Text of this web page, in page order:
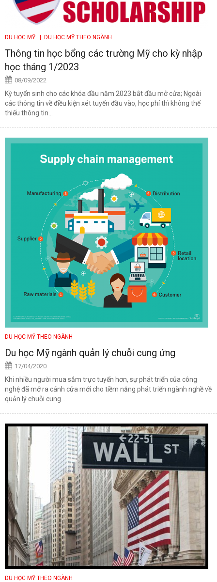
DU HỌC MỸ | DU HỌC MỸ THEO NGÀNH
Thông tin học bổng các trường Mỹ cho kỳ nhập
học tháng 1/2023
08/09/2022
Kỳ tuyển sinh cho các khóa đầu năm 2023 bắt đầu mở cửa; Ngoài
các thông tin về điều kiện xét tuyển đầu vào, học phí thì không thể
thiếu thông tin...
DU HỌC MỸ THEO NGÀNH
Du học Mỹ ngành quản lý chuỗi cung ứng
17/04/2020
Khi nhiều người mua sắm trực tuyến hơn, sự phát triển của công
nghệ đã mở ra cánh cửa mới cho tiềm năng phát triển ngành nghề về
quản lý chuỗi cung...
DU HỌC MỸ THEO NGÀNH